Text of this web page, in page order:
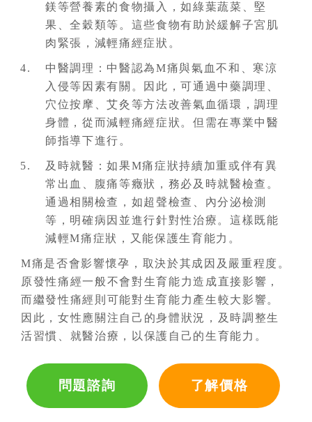
鎂等營養素的食物攝入，如綠葉蔬菜、堅
果、全穀類等。這些食物有助於緩解子宮肌
肉緊張，減輕痛經症狀。
中醫調理：中醫認為M痛與氣血不和、寒涼
入侵等因素有關。因此，可通過中藥調理、
穴位按摩、艾灸等方法改善氣血循環，調理
身體，從而減輕痛經症狀。但需在專業中醫
師指導下進行。
及時就醫：如果M痛症狀持續加重或伴有異
常出血、腹痛等癥狀，務必及時就醫檢查。
通過相關檢查，如超聲檢查、內分泌檢測
等，明確病因並進行針對性治療。這樣既能
減輕M痛症狀，又能保護生育能力。
M痛是否會影響懷孕，取決於其成因及嚴重程度。
原發性痛經一般不會對生育能力造成直接影響，
而繼發性痛經則可能對生育能力產生較大影響。
因此，女性應關注自己的身體狀況，及時調整生
活習慣、就醫治療，以保護自己的生育能力。
問題諮詢 了解價格